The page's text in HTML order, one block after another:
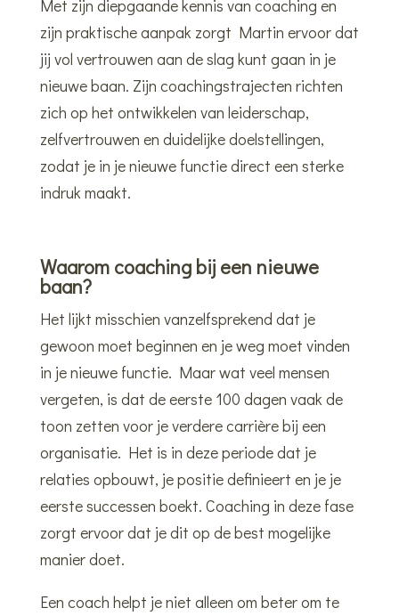
Met zijn diepgaande kennis van coaching en
zijn praktische aanpak zorgt Martin ervoor dat
jij vol vertrouwen aan de slag kunt gaan in je
nieuwe baan. Zijn coachingstrajecten richten
zich op het ontwikkelen van leiderschap,
zelfvertrouwen en duidelijke doelstellingen,
zodat je in je nieuwe functie direct een sterke
indruk maakt.
Waarom coaching bij een nieuwe
baan?
Het lijkt misschien vanzelfsprekend dat je
gewoon moet beginnen en je weg moet vinden
in je nieuwe functie. Maar wat veel mensen
vergeten, is dat de eerste 100 dagen vaak de
toon zetten voor je verdere carrière bij een
organisatie. Het is in deze periode dat je
relaties opbouwt, je positie definieert en je je
eerste successen boekt. Coaching in deze fase
zorgt ervoor dat je dit op de best mogelijke
manier doet.
Een coach helpt je niet alleen om beter om te